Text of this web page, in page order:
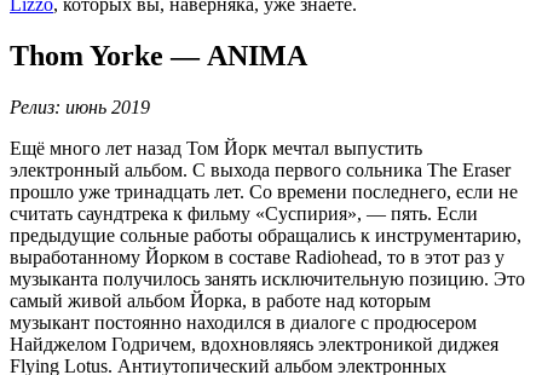
Thom Yorke — ANIMA
Релиз: июнь 2019
Ещё много лет назад Том Йорк мечтал выпустить
электронный альбом. С выхода первого сольника The Eraser
прошло уже тринадцать лет. Со времени последнего, если не
считать саундтрека к фильму «Суспирия», — пять. Если
предыдущие сольные работы обращались к инструментарию,
выработанному Йорком в составе Radiohead, то в этот раз у
музыканта получилось занять исключительную позицию. Это
самый живой альбом Йорка, в работе над которым
музыкант постоянно находился в диалоге с продюсером
Найджелом Годричем, вдохновляясь электроникой диджея
Flying Lotus. Антиутопический альбом электронных